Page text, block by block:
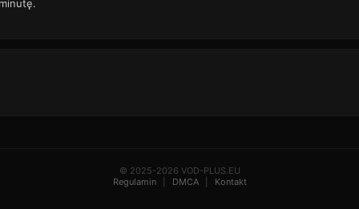
© 2025-2026 VOD-PLUS.EU
Regulamin
DMCA Kontakt